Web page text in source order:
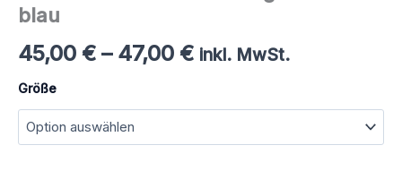
blau
45,00 € – 47,00 € inkl. MwSt.
Größe